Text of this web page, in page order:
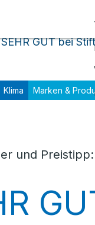
SEHR GUT bei
Klima Marken &
Preistipp: